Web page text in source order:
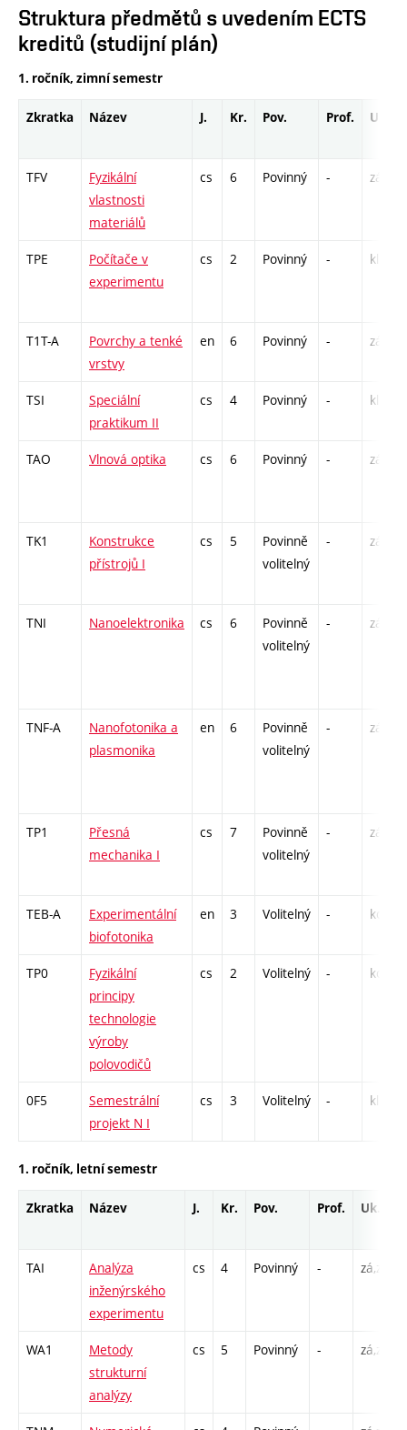
Struktura předmětů s uvedením ECTS
kreditů (studijní plán)
1. ročník, zimní semestr
Zkratka Název J. Kr. Pov. Prof. Uk.
TFV
Fyzikální
vlastnosti
materiálů
cs 6 Povinný - zá,zk
TPE
Počítače v
experimentu
cs 2 Povinný - kl
T1T-A
Povrchy a tenké
vrstvy
en 6 Povinný - zá,zk
TSI
Speciální
praktikum II
cs 4 Povinný - kl
TAO Vlnová optika cs 6 Povinný - zá,zk
TK1
Konstrukce
přístrojů I
cs 5
Povinně
volitelný
- zá,zk
TNI Nanoelektronika cs 6
Povinně
volitelný
- zá,zk
TNF-A
Nanofotonika a
plasmonika
en 6
Povinně
volitelný
- zá,zk
TP1
Přesná
mechanika I
cs 7
Povinně
volitelný
- zá,zk
TEB-A
Experimentální
biofotonika
en 3 Volitelný - kol
TP0
Fyzikální
principy
technologie
výroby
polovodičů
cs 2 Volitelný - kol
0F5
Semestrální
projekt N I
cs 3 Volitelný - kl
1. ročník, letní semestr
Zkratka Název J. Kr. Pov. Prof. Uk.
TAI
Analýza
inženýrského
experimentu
cs 4 Povinný - zá,zk
WA1
Metody
strukturní
analýzy
cs 5 Povinný - zá,zk